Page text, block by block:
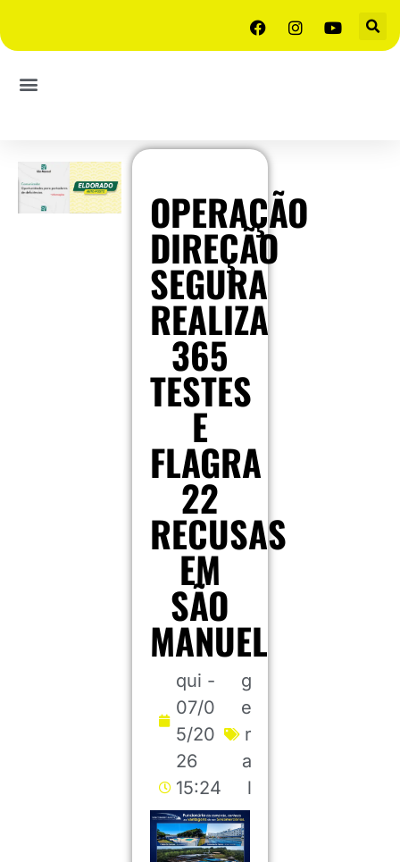
OPERAÇÃO
DIREÇÃO
SEGURA
REALIZA
365
TESTES
E
FLAGRA
22
RECUSAS
EM
SÃO
MANUEL
qui -
07/0
5/20
26
15:24
g
e
r
a
l